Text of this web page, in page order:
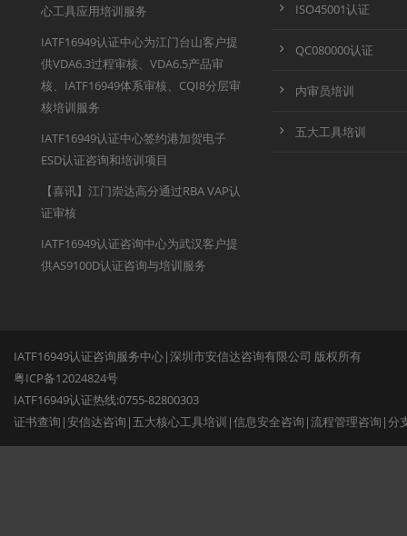
心工具应用培训服务
IATF16949认证中心为江门台山客户提
供VDA6.3过程审核、VDA6.5产品审
核、IATF16949体系审核、CQI8分层审
核培训服务
IATF16949认证中心签约港加贺电子
ESD认证咨询和培训项目
【喜讯】江门崇达高分通过RBA VAP认
证审核
IATF16949认证咨询中心为武汉客户提
供AS9100D认证咨询与培训服务
ISO45001认证
QC080000认证
内审员培训
五大工具培训
IATF16949认证咨询服务中心|深圳市安信达咨询有限公司 版权所有
粤ICP备12024824号
IATF16949认证热线:0755-82800303
证书查询 |安信达咨询 | 五大核心工具培训 |信息安全咨询 |流程管理咨询 |分